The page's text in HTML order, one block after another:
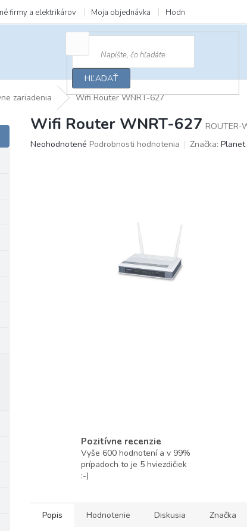
firmy a elektrikárov Moja objednávka Hodnotenie obchodu
HĽADAŤ
zariadenia Wifi Router WNRT-627
Wifi Router WNRT-627 ROUTER-
Priemerné
Neohodnotené Podrobnosti hodnotenia Značka: Planet
Pozitívne recenzie
Vyše 600 hodnotení a v 99%
prípadoch to je 5 hviezdičiek
:-)
Popis Hodnotenie Diskusia Značka